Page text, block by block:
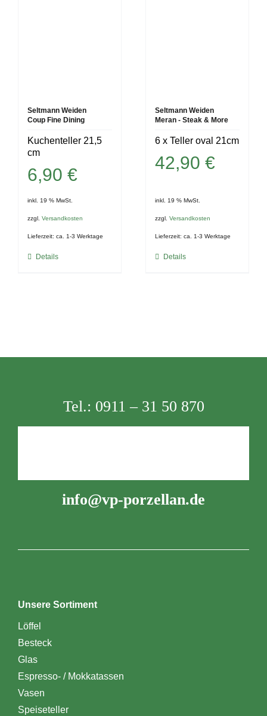
Seltmann Weiden
Coup Fine Dining
Kuchenteller 21,5
cm
6,90 €
inkl. 19 % MwSt.
zzgl. Versandkosten
Lieferzeit: ca. 1-3 Werktage
Details
Seltmann Weiden
Meran - Steak & More
6 x Teller oval 21cm
42,90€
inkl. 19 % MwSt.
zzgl.Versandkosten
Lieferzeit:ca. 1-3 Werktage
Details
Tel.: 0911 – 31 50 870
info@vp-porzellan.de
Unsere Sortiment
Löffel
Besteck
Glas
Espresso- / Mokkatassen
Vasen
Speiseteller